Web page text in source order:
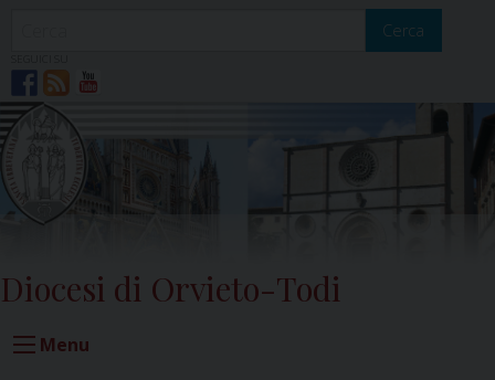
Cerca
Diocesi di Orvieto-Todi
Menu